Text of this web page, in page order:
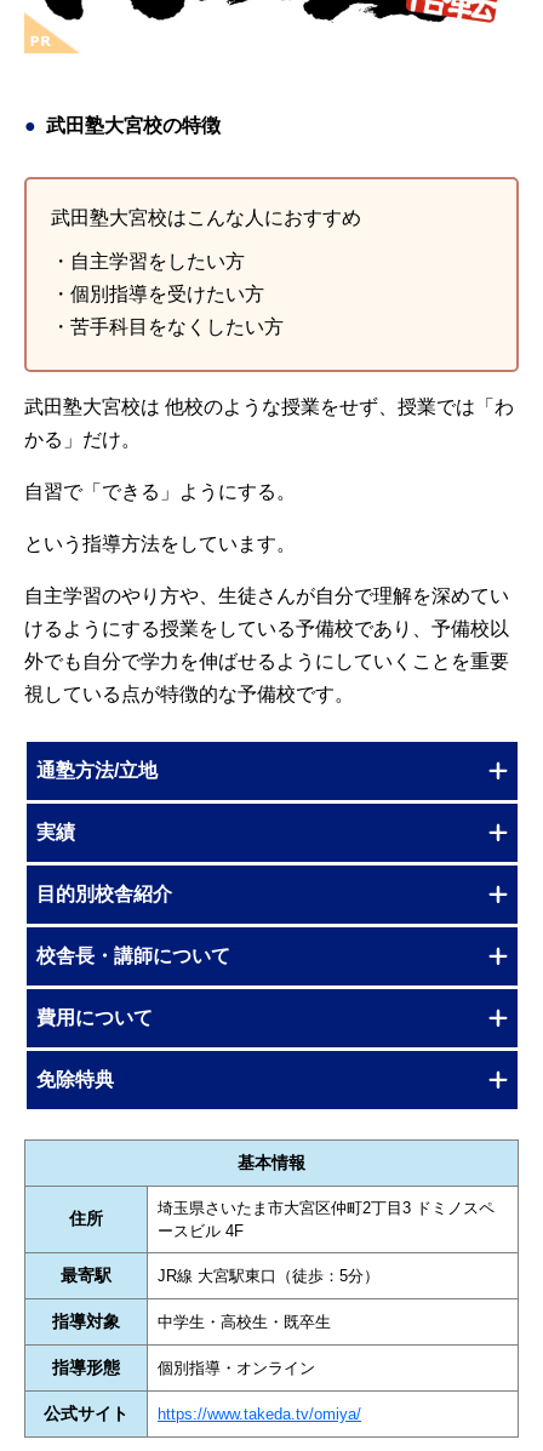
武田塾大宮校の特徴
武田塾大宮校はこんな人におすすめ
・自主学習をしたい方
・個別指導を受けたい方
・苦手科目をなくしたい方
武田塾大宮校は 他校のような授業をせず、授業では「わ
かる」だけ。
自習で「できる」ようにする。
という指導方法をしています。
自主学習のやり方や、生徒さんが自分で理解を深めてい
けるようにする授業をしている予備校であり、予備校以
外でも自分で学力を伸ばせるようにしていくことを重要
視している点が特徴的な予備校です。
通塾方法/立地
実績
目的別校舎紹介
校舎長・講師について
費用について
免除特典
基本情報
住所
埼玉県さいたま市大宮区仲町2丁目3 ドミノスペ
ースビル 4F
最寄駅 JR線 大宮駅東口（徒歩：5分）
指導対象 中学生・高校生・既卒生
指導形態 個別指導・オンライン
公式サイト https://www.takeda.tv/omiya/